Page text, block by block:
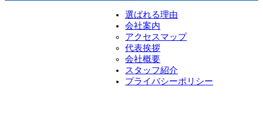
選ばれる理由
会社案内
アクセスマップ
代表挨拶
会社概要
スタッフ紹介
プライバシーポリシー